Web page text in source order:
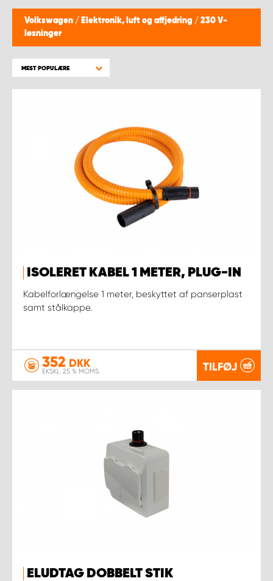
Volkswagen / Elektronik, luft og affjedring / 230 V-
løsninger
MEST POPULÆRE
ISOLERET KABEL 1 METER, PLUG-IN
Kabelforlængelse 1 meter, beskyttet af panserplast
samt stålkappe.
352 DKK
EKSKL. 25 % MOMS TILFØJ
ELUDTAG DOBBELT STIK